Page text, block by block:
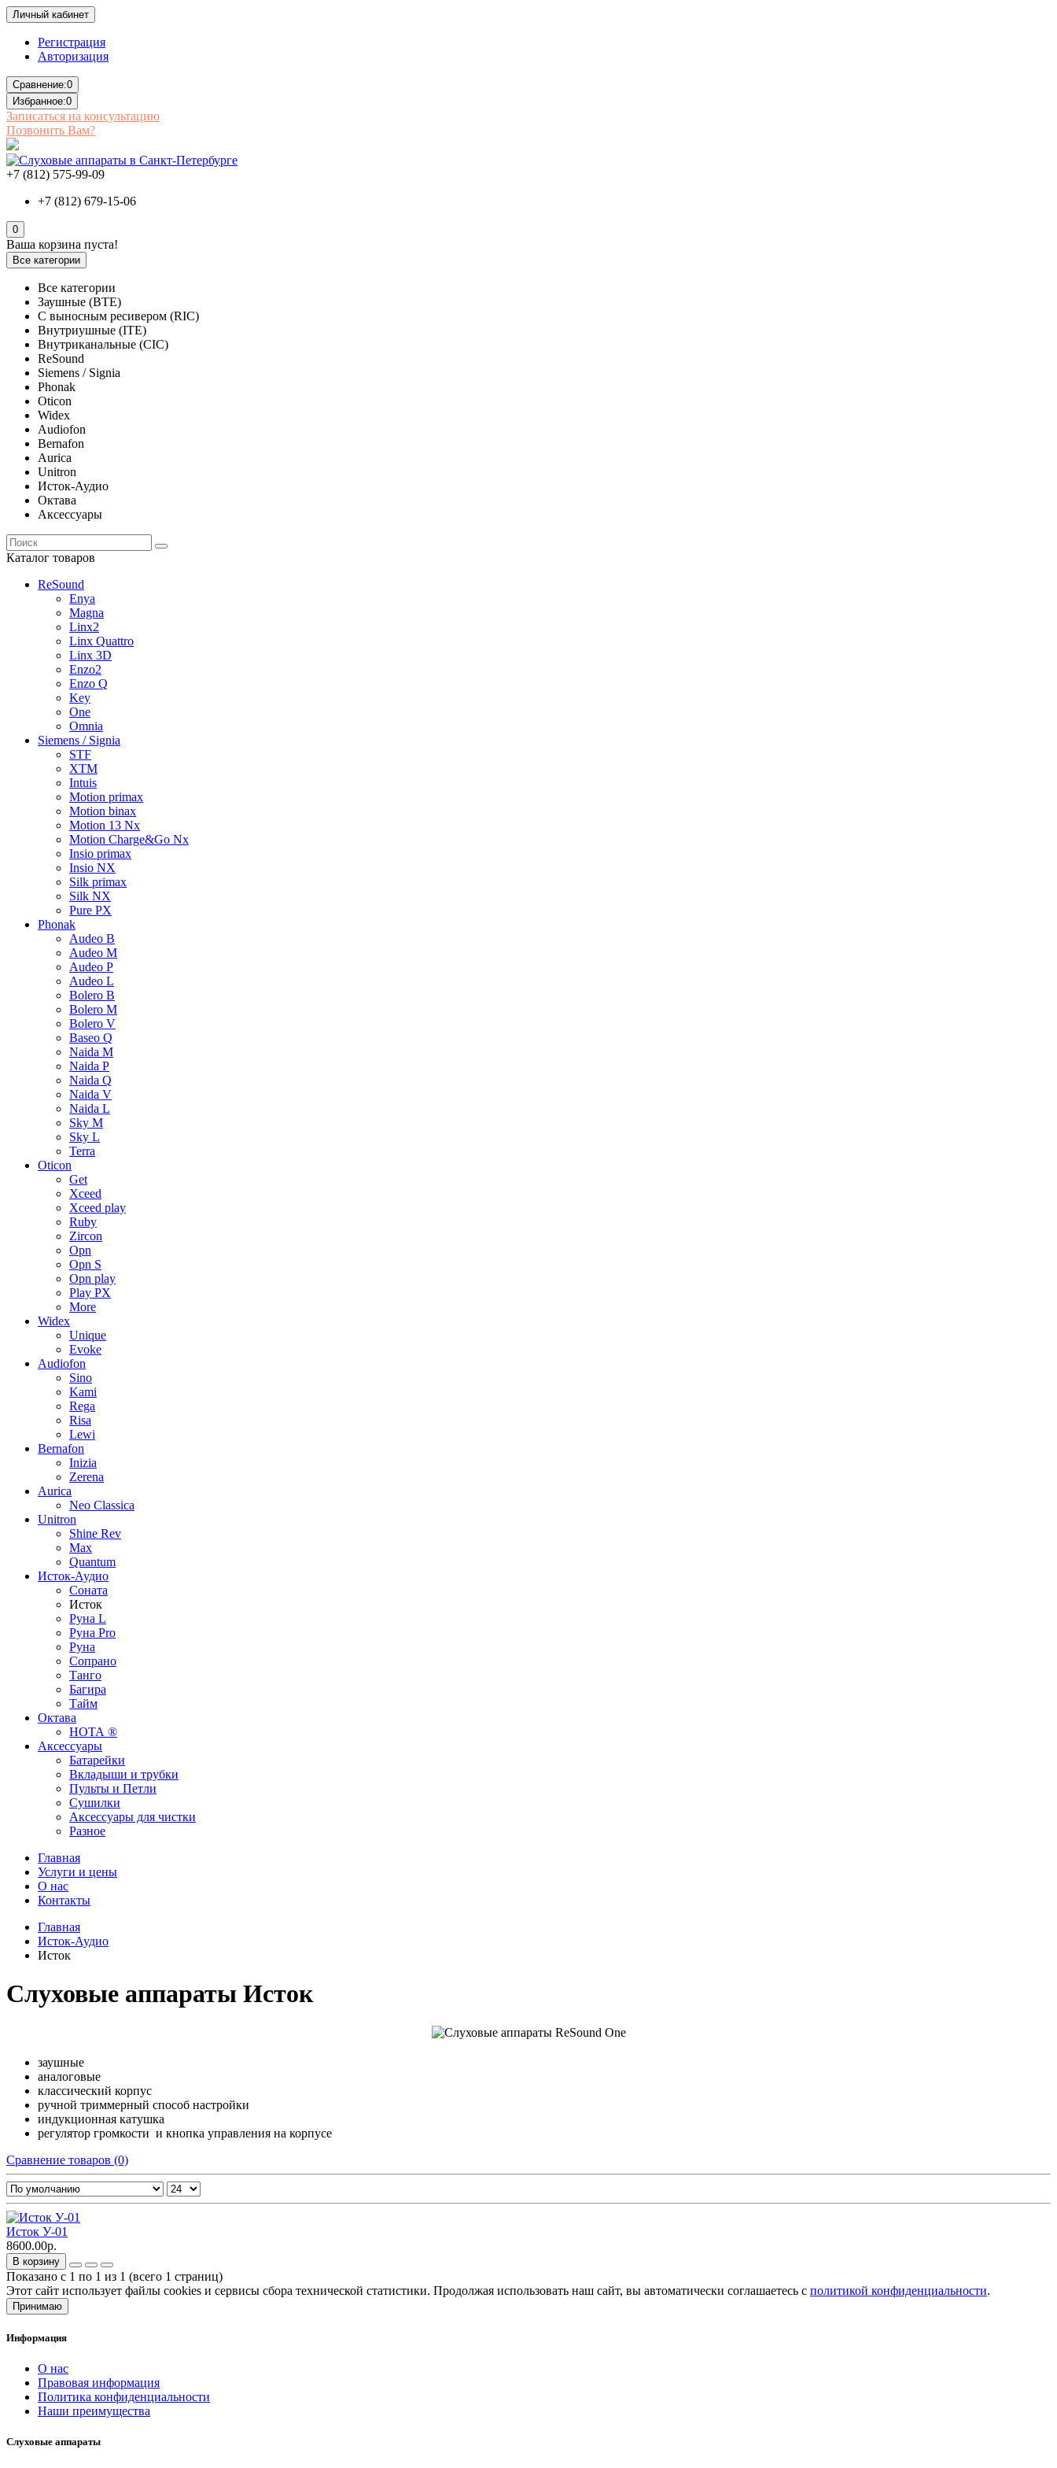
Личный кабинет
Регистрация
Авторизация
Сравнение:0
Избранное:0
Записаться на консультацию
Позвонить Вам?
+7 (812) 575-99-09
+7 (812) 679-15-06
0
Ваша корзина пуста!
Все категории
Все категории
Заушные (BTE)
С выносным ресивером (RIC)
Внутриушные (ITE)
Внутриканальные (CIC)
ReSound
Siemens / Signia
Phonak
Oticon
Widex
Audiofon
Bernafon
Aurica
Unitron
Исток-Аудио
Октава
Аксессуары
Каталог товаров
ReSound
Enya
Magna
Linx2
Linx Quattro
Linx 3D
Enzo2
Enzo Q
Key
One
Omnia
Siemens / Signia
STF
XTM
Intuis
Motion primax
Motion binax
Motion 13 Nx
Motion Charge&Go Nx
Insio primax
Insio NX
Silk primax
Silk NX
Pure PX
Phonak
Audeo B
Audeo M
Audeo P
Audeo L
Bolero B
Bolero M
Bolero V
Baseo Q
Naida M
Naida P
Naida Q
Naida V
Naida L
Sky M
Sky L
Terra
Oticon
Get
Xceed
Xceed play
Ruby
Zircon
Opn
Opn S
Opn play
Play PX
More
Widex
Unique
Evoke
Audiofon
Sino
Kami
Rega
Risa
Lewi
Bernafon
Inizia
Zerena
Aurica
Neo Classica
Unitron
Shine Rev
Max
Quantum
Исток-Аудио
Соната
Исток
Руна L
Руна Pro
Руна
Сопрано
Танго
Багира
Тайм
Октава
НОТА ®
Аксессуары
Батарейки
Вкладыши и трубки
Пульты и Петли
Сушилки
Аксессуары для чистки
Разное
Главная
Услуги и цены
О нас
Контакты
Главная
Исток-Аудио
Исток
Слуховые аппараты Исток
заушные
аналоговые
классический корпус
ручной триммерный способ настройки
индукционная катушка
регулятор громкости и кнопка управления на корпусе
Сравнение товаров (0)
Исток У-01
8600.00р.
В корзину
Показано с 1 по 1 из 1 (всего 1 страниц)
Этот сайт использует файлы cookies и сервисы сбора технической статистики. Продолжая использовать наш сайт, вы автоматически соглашаетесь с политикой конфиденциальности.
Принимаю
Информация
О нас
Правовая информация
Политика конфиденциальности
Наши преимущества
Слуховые аппараты